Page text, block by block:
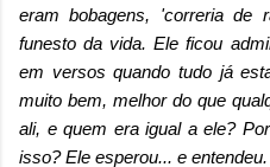
eram bobagens, 'correria de
funesto da vida. Ele ficou
em versos quando tudo já
muito bem, melhor do que
ali, e quem era igual a ele?
isso? Ele esperou... e entendeu.